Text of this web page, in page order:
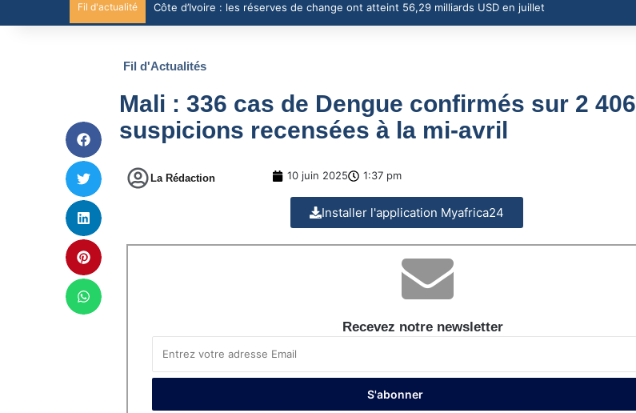
Fil d'actualité Côte d’Ivoire : les réserves de change ont atteint 56,29 milliards USD en juillet
Fil d'Actualités
Mali : 336 cas de Dengue confirmés sur 2 406
suspicions recensées à la mi-avril
La Rédaction 10 juin 2025 1:37 pm
Installer l'application Myafrica24
Recevez notre newsletter